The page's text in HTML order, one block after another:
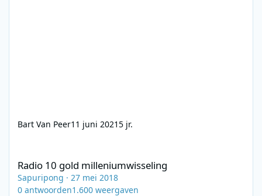
Bart Van Peer11 juni 20215 jr.
Radio 10 gold milleniumwisseling
Sapuripong · 27 mei 2018
0 antwoorden1.600 weergaven